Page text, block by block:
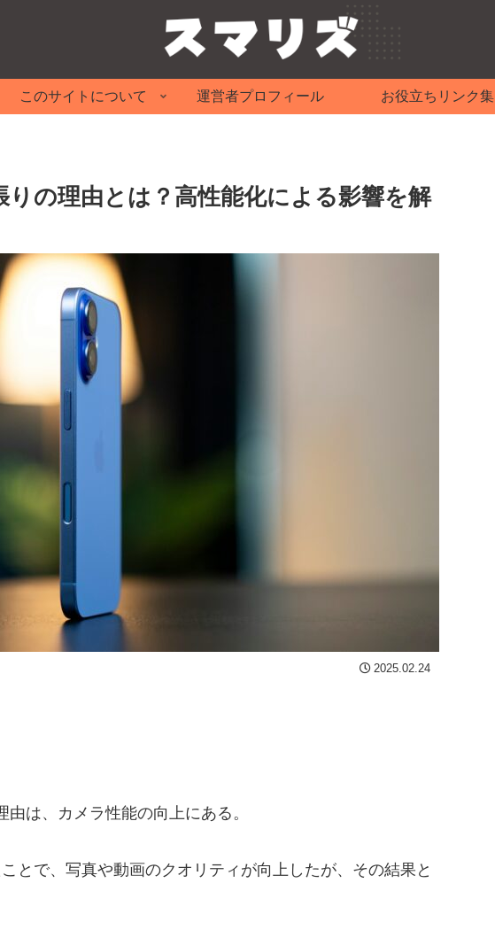
このサイトについて 運営者プロフィール お役立ちリンク集
の理由とは？高性能化による影響を解
2025.02.24
は、カメラ性能の向上にある。
とで、写真や動画のクオリティが向上したが、その結果と